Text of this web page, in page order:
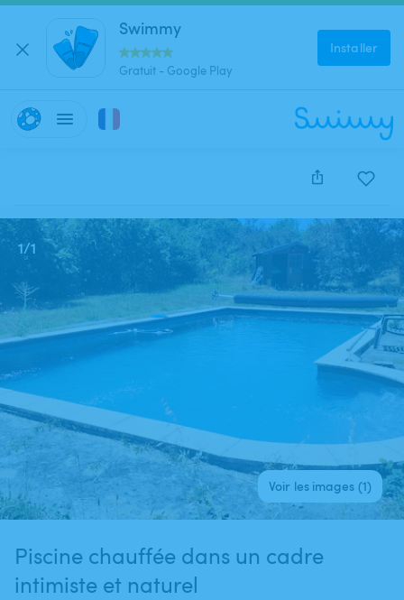
Swimmy
Gratuit - Google Play
Installer
Cette annonce est close et ne peut être réservée.
1/1
Voir les images (1)
Piscine chauffée dans un cadre
intimiste et naturel